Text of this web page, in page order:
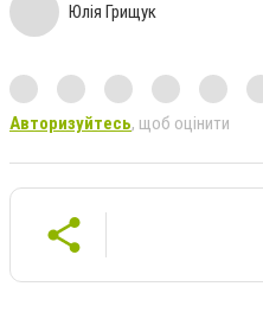
Юлія Грищук
Авторизуйтесь, щоб оцінити